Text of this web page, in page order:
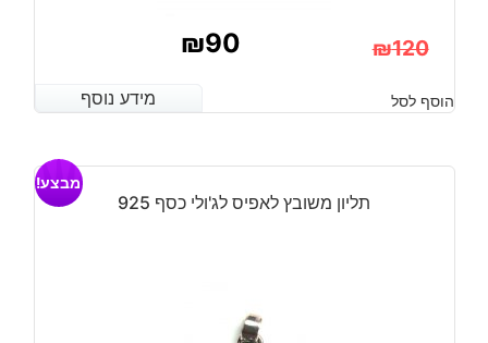
₪120
המקורי
היה:
₪120.
₪90
הנוכחי
הוא:
מידע נוסף הוסף לסל מידע נוסף
תליון משובץ לאפיס לג'ולי כסף 925
מבצע!